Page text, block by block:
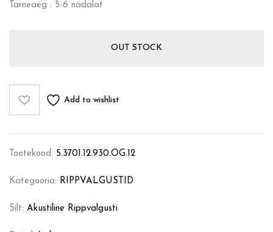
Tarneaeg : 5-6 nädalat
OUT STOCK
Add to wishlist
Tootekood: 5.3701.12.930.OG.12
Kategooria: RIPPVALGUSTID
Silt: Akustiline Rippvalgusti